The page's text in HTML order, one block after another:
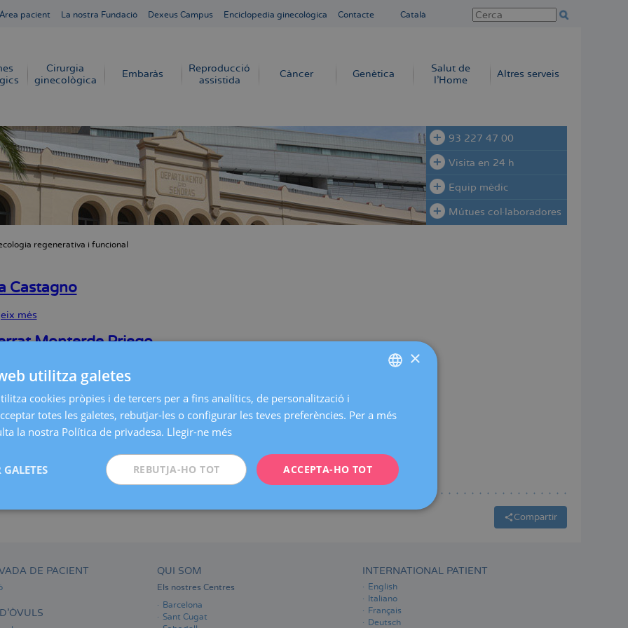
Área pacient La nostra Fundació Dexeus Campus Enciclopedia ginecológica Contacte Català
Cirurgia
ginecològica
Embaràs
Reproducció
assistida
Càncer Genètica
Salut de
l'Home
Altres serveis
93 227 47 00
Visita en 24 h
Equip mèdic
Mútues col·laboradores
regenerativa i funcional
Castagno
més
Castagno
Monterde Priego
més
sobre
Montserrat
Monterde
Priego
de Ponte Davi
més sobre
Antonella
Davi
més sobre
Bermudez
Compartir
DE PACIENT QUI SOM
Els nostres Centres
Barcelona
Sant Cugat
INTERNATIONAL PATIENT
English
Italiano
Français
Deutsch
CATALÀ
FRENCH
×
utilitza galetes
cookies pròpies i de tercers per a fins analítics, de personalització i
totes les galetes, rebutjar-les o configurar les teves preferències. Per a més
la nostra Política de privadesa. Llegir-ne més
ACCEPTA-HO TOT
REBUTJA-HO TOT